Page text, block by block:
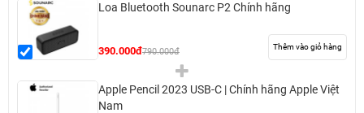
Loa Bluetooth Sounarc P2 Chính hãng
390.000đ790.000đ Thêm vào giỏ hàng
Apple Pencil 2023 USB-C | Chính hãng Apple Việt
Nam